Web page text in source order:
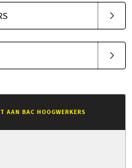
AAN BAC HOOGWERKERS